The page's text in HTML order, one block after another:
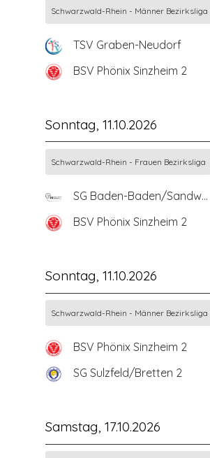
Schwarzwald-Rhein - Männer Bezirksliga
TSV Graben-Neudorf
BSV Phönix Sinzheim 2
Sonntag, 11.10.2026
Schwarzwald-Rhein - Frauen Bezirksliga
SG Baden-Baden/Sandweier 2
BSV Phönix Sinzheim 2
Sonntag, 11.10.2026
Schwarzwald-Rhein - Männer Bezirksliga
BSV Phönix Sinzheim 2
SG Sulzfeld/Bretten 2
Samstag, 17.10.2026